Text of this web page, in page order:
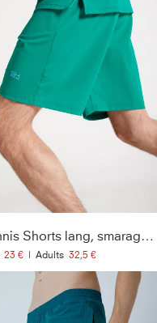
Tennis Shorts lang, smaragd grün
23 € | Adults 32,5 €